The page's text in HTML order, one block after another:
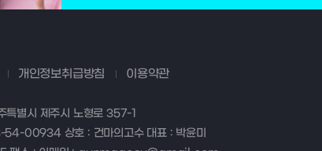
개인정보취급방침 이용약관
특별시 제주시 노형로 357-1
54-00934 상호 : 건마의고수 대표 : 박윤미